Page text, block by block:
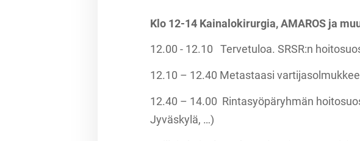
Klo 12-14 Kainalokirurgia, AMAROS ja
12.00 - 12.10 Tervetuloa. SRSR:n
12.10 – 12.40 Metastaasi
12.40 – 14.00 Rintasyöpäryhmän
Jyväskylä, …)